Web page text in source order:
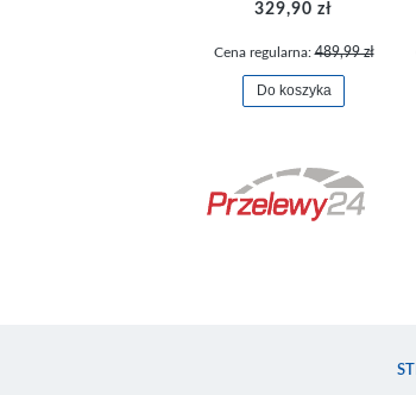
329,90 zł
Cena regularna:489,99 zł
Do koszyka